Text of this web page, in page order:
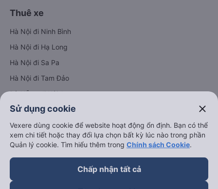
Thuê xe
Hà Nội đi Ninh Bình
Hà Nội đi Hạ Long
Hà Nội đi Sa Pa
Hà Nội đi Tam Đảo
Đà Nẵng đi Hội An
Đà Nẵng đi Huế
Hải Phòng đi Hà Nội
Xem tất cả tuyến đường
Sử dụng cookie close
Vexere dùng cookie để website hoạt động ổn định. Bạn có thể
xem chi tiết hoặc thay đổi lựa chọn bất kỳ lúc nào trong phần
Quản lý cookie. Tìm hiểu thêm trong Chính sách Cookie.
Chấp nhận tất cả